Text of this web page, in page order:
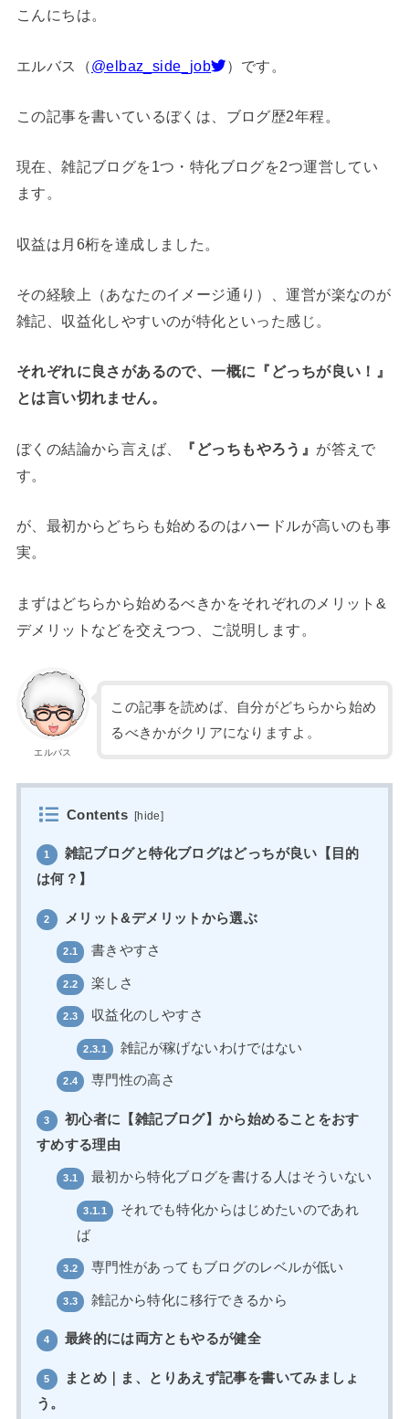
こんにちは。
エルバス（@elbaz_side_job ）です。
この記事を書いているぼくは、ブログ歴2年程。
現在、雑記ブログを1つ・特化ブログを2つ運営してい
ます。
収益は月6桁を達成しました。
その経験上（あなたのイメージ通り）、運営が楽なのが
雑記、収益化しやすいのが特化といった感じ。
それぞれに良さがあるので、一概に『 どっちが良い！』
とは言い切れません。
ぼくの結論から言えば、 『どっちもやろう』 が答えで
す。
が、最初からどちらも始めるのはハードルが高いのも事
実。
まずはどちらから始めるべきかをそれぞれのメリット&
デメリットなどを交えつつ、ご説明します。
エルバス
この記事を読めば、自分がどちらから始め
るべきかがクリアになりますよ。
Contents [hide]
1
雑記ブログと特化ブログはどっちが良い【目的
は何？】
2 メリット&デメリットから選ぶ
2.1 書きやすさ
2.2 楽しさ
2.3 収益化のしやすさ
2.3.1 雑記が稼げないわけではない
2.4 専門性の高さ
3
初心者に【雑記ブログ】から始めることをおす
すめする理由
3.1 最初から特化ブログを書ける人はそういない
3.1.1
それでも特化からはじめたいのであれ
ば
3.2 専門性があってもブログのレベルが低い
3.3 雑記から特化に移行できるから
4 最終的には両方ともやるが健全
5
まとめ｜ま、とりあえず記事を書いてみましょ
う。